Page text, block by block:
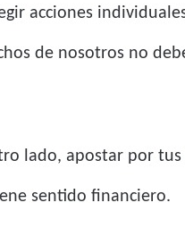
acciones
de nosotros no
lado, apostar por tus
sentido financiero.